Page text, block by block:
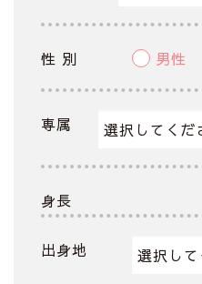
性 別 男性
専属
身長
出身地